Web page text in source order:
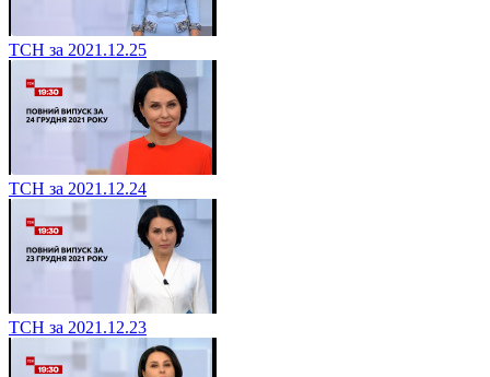
ТСН за 2021.12.25
ТСН за 2021.12.24
ТСН за 2021.12.23